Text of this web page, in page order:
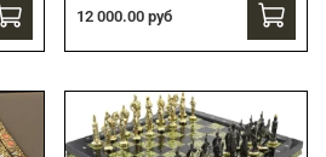
12 000.00 руб